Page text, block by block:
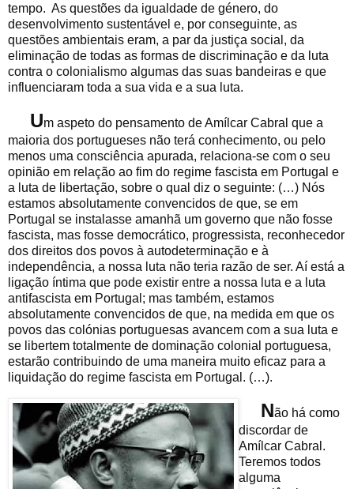
tempo. As questões da igualdade de género, do
desenvolvimento sustentável e, por conseguinte, as
questões ambientais eram, a par da justiça social, da
eliminação de todas as formas de discriminação e da luta
contra o colonialismo algumas das suas bandeiras e que
influenciaram toda a sua vida e a sua luta.
Um aspeto do pensamento de Amílcar Cabral que a
maioria dos portugueses não terá conhecimento, ou pelo
menos uma consciência apurada, relaciona-se com o seu
opinião em relação ao fim do regime fascista em Portugal e
a luta de libertação, sobre o qual diz o seguinte: (…) Nós
estamos absolutamente convencidos de que, se em
Portugal se instalasse amanhã um governo que não fosse
fascista, mas fosse democrático, progressista, reconhecedor
dos direitos dos povos à autodeterminação e à
independência, a nossa luta não teria razão de ser. Aí está a
ligação íntima que pode existir entre a nossa luta e a luta
antifascista em Portugal; mas também, estamos
absolutamente convencidos de que, na medida em que os
povos das colónias portuguesas avancem com a sua luta e
se libertem totalmente de dominação colonial portuguesa,
estarão contribuindo de uma maneira muito eficaz para a
liquidação do regime fascista em Portugal. (…).
Não há como
discordar de
Amílcar Cabral.
Teremos todos
alguma